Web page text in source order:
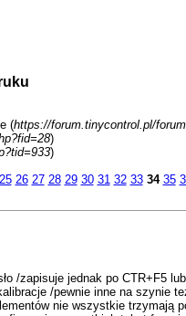
(https://forum.tinycontrol.pl/
)
)
25 26 27 28 29 30 31 32 33 34 35
/zapisuje jednak po
/pewnie inne na szynie
nie wszystkie trzymają